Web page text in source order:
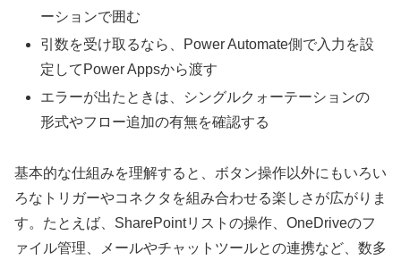
ーションで囲む
引数を受け取るなら、Power Automate側で入力を設
定してPower Appsから渡す
エラーが出たときは、シングルクォーテーションの
形式やフロー追加の有無を確認する
基本的な仕組みを理解すると、ボタン操作以外にもいろい
ろなトリガーやコネクタを組み合わせる楽しさが広がりま
す。たとえば、SharePointリストの操作、OneDriveのフ
ァイル管理、メールやチャットツールとの連携など、数多